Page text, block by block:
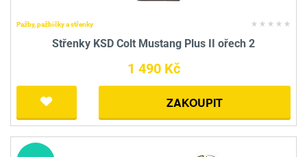
Pažby, pažbičky a střenky
Střenky KSD Colt Mustang Plus II ořech 2
1 490 Kč
ZAKOUPIT